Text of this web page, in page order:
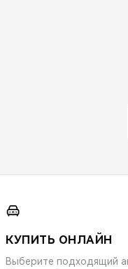
КУПИТЬ ОНЛАЙН
Выберите подходящий